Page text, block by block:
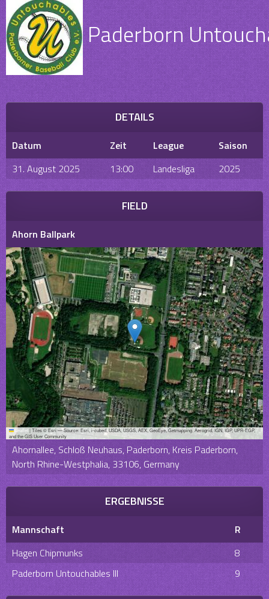
Paderborn
DETAILS
Datum Zeit League
Saison
31. August 2025
13:00 Landesliga 2025
FIELD
Ahorn Ballpark
Leaflet |Tiles © Esri — Source: Esri, i-cubed, USDA, USGS, AEX, GeoEye, Getmapping, Aerogrid, IGN, IGP, UPR-EGP,
and the GIS User Community
Ahornallee, Schloß Neuhaus, Paderborn, Kreis Paderborn,
North Rhine-Westphalia, 33106, Germany
ERGEBNISSE
Mannschaft
R
Hagen Chipmunks
8
Paderborn Untouchables III
9